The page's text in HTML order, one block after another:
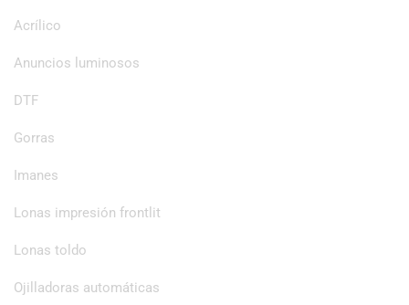
Acrílico
Anuncios luminosos
DTF
Gorras
Imanes
Lonas impresión frontlit
Lonas toldo
Ojilladoras automáticas